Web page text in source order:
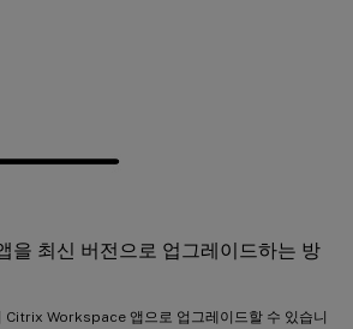
최신 버전으로 업그레이드하는 방
Citrix Workspace 앱으로 업그레이드할 수 있습니